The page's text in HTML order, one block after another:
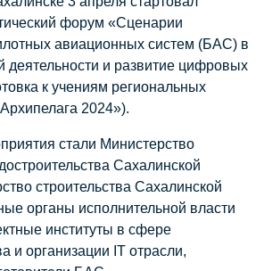
форум «Сценарии
авиационных систем (БАС) в
деятельности и развитие цифровых
к учениям региональных
2024»).
стали Министерство
Сахалинской
строительства Сахалинской
органы исполнительной власти
институты в сфере
и организации IT отрасли,